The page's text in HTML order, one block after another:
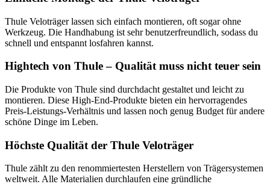
Thule Veloträger lassen sich einfach montieren, oft sogar ohne
Werkzeug. Die Handhabung ist sehr benutzerfreundlich, sodass du
schnell und entspannt losfahren kannst.
Hightech von Thule – Qualität muss nicht teuer sein
Die Produkte von Thule sind durchdacht gestaltet und leicht zu
montieren. Diese High-End-Produkte bieten ein hervorragendes
Preis-Leistungs-Verhältnis und lassen noch genug Budget für andere
schöne Dinge im Leben.
Höchste Qualität der Thule Veloträger
Thule zählt zu den renommiertesten Herstellern von Trägersystemen
weltweit. Alle Materialien durchlaufen eine gründliche